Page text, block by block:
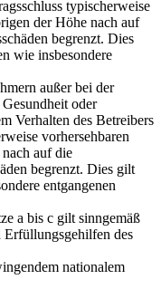
typischerweise
der Höhe nach auf
begrenzt. Dies
wie insbesondere
außer bei der
oder
Verhalten des Betreibers
vorhersehbaren
auf die
begrenzt. Dies gilt
entgangenen
a bis c gilt sinngemäß
Erfüllungsgehilfen des
nationalem